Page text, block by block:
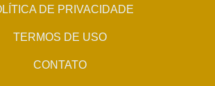
DE PRIVACIDADE
TERMOS DE USO
CONTATO